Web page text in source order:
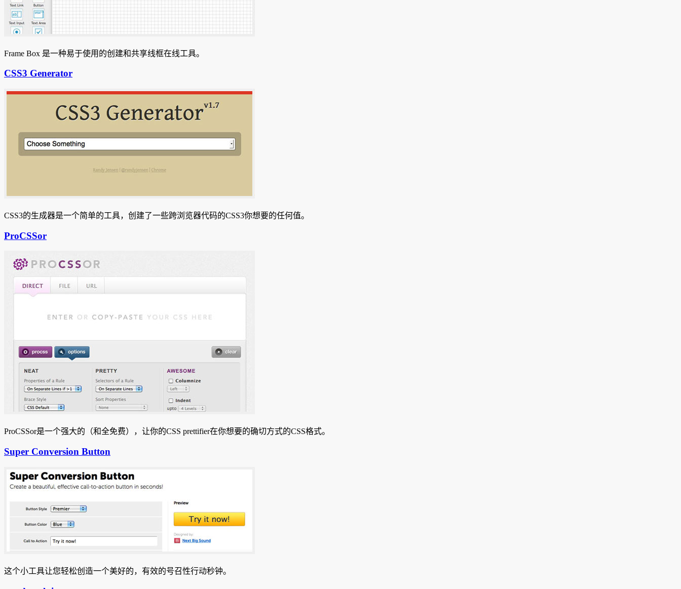
Frame Box 是一种易于使用的创建和共享线框在线工具。
CSS3 Generator
CSS3的生成器是一个简单的工具，创建了一些跨浏览器代码的CSS3你想要的任何值。
ProCSSor
ProCSSor是一个强大的（和全免费），让你的CSS prettifier在你想要的确切方式的CSS格式。
Super Conversion Button
这个小工具让您轻松创造一个美好的，有效的号召性行动秒钟。